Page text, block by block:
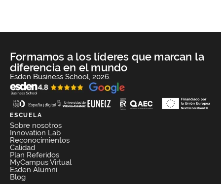
Formamos a los líderes que marcan la
diferencia en el mundo
Esden Business School, 2026.
ESCUELA
Sobre nosotros
Innovation Lab
Reconocimientos
Calidad
Plan Referidos
MyCampus Virtual
Esden Alumni
Blog